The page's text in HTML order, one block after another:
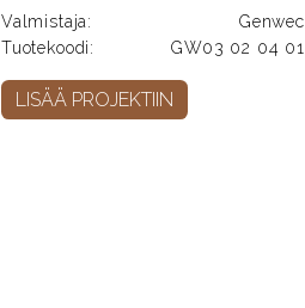
Valmistaja:
Genwec
Tuotekoodi:
GW03 02 04 01
LISÄÄ PROJEKTIIN